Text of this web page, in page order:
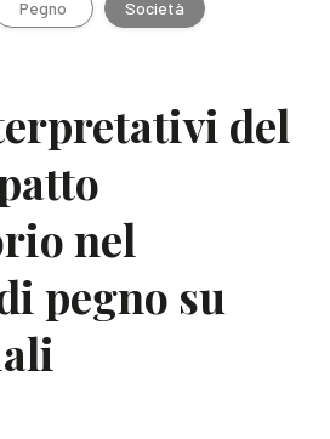
Pegno Società
del
nel
pegno su